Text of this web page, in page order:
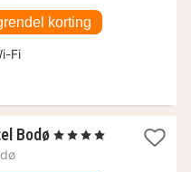
74,16
€
korting
Fi
Bodø 1
, 4 Sterren